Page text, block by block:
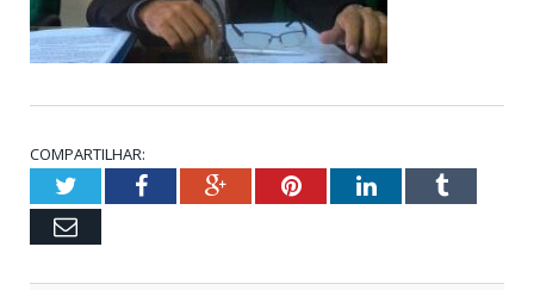
COMPARTILHAR:
TwitterFacebookGoogle+PinterestLinkedInTumblr
Email